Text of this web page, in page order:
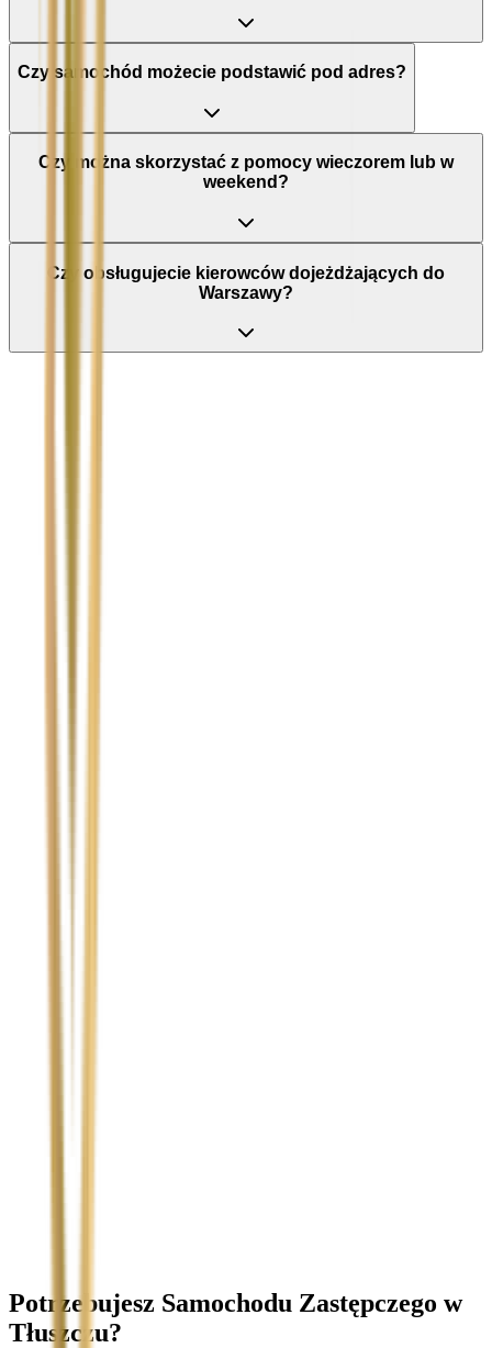
Czy samochód możecie podstawić pod adres?
Czy można skorzystać z pomocy wieczorem lub w
weekend?
Czy obsługujecie kierowców dojeżdżających do
Warszawy?
Potrzebujesz Samochodu Zastępczego w
Tłuszczu?